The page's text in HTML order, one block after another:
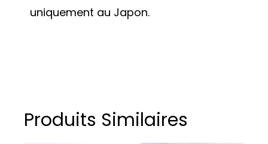
uniquement au Japon.
Produits Similaires